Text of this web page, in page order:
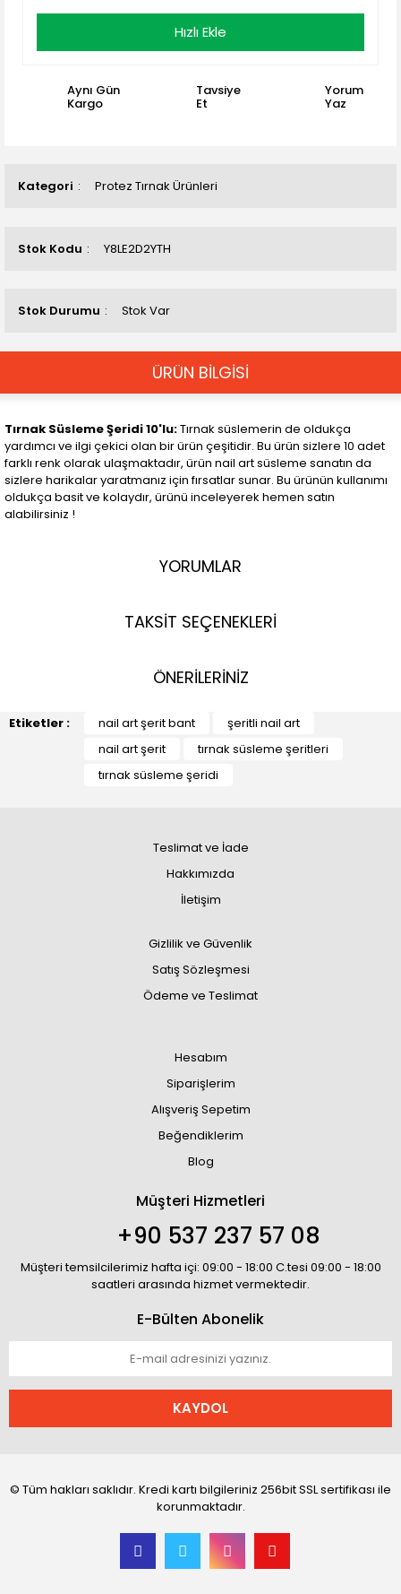
Kategori Protez Tırnak Ürünleri
Stok Kodu Y8LE2D2YTH
Stok Durumu Stok Var
Hızlı Ekle
Aynı Gün
Kargo
Tavsiye
Et
Yorum
Yaz
ÜRÜN BİLGİSİ
Tırnak Süsleme Şeridi 10'lu:Tırnak süslemerin de oldukça
yardımcı ve ilgi çekici olan bir ürün çeşitidir. Bu ürün sizlere 10 adet
farklı renk olarak ulaşmaktadır, ürün nail art süsleme sanatın da
sizlere harikalar yaratmanız için fırsatlar sunar. Bu ürünün kullanımı
oldukça basit ve kolaydır, ürünü inceleyerek hemen satın
alabilirsiniz !
YORUMLAR
TAKSİT SEÇENEKLERİ
ÖNERİLERİNİZ
Etiketler : nail art şerit bant
şeritli nail art
nail art şerit
tırnak süsleme şeritleri
tırnak süsleme şeridi
Teslimat ve İade
Hakkımızda
İletişim
Gizlilik ve Güvenlik
Satış Sözleşmesi
Ödeme ve Teslimat
Hesabım
Siparişlerim
Alışveriş Sepetim
Beğendiklerim
Blog
Müşteri Hizmetleri
+90 537 237 57 08
Müşteri temsilcilerimiz hafta içi: 09:00 - 18:00 C.tesi 09:00 - 18:00
saatleri arasında hizmet vermektedir.
E-Bülten Abonelik
KAYDOL
© Tüm hakları saklıdır. Kredi kartı bilgileriniz 256bit SSL sertifikası ile
korunmaktadır.